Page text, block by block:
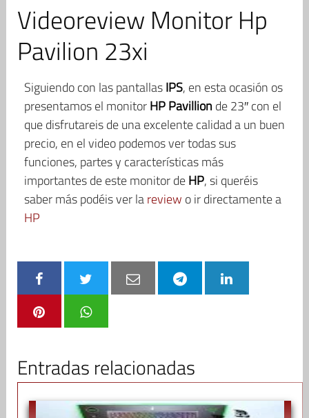
Videoreview Monitor Hp
Pavilion 23xi
Siguiendo con las pantallasIPS, en esta ocasión os
presentamos el monitorHP Pavillionde 23″ con el
que disfrutareis de una excelente calidad a un buen
precio, en el video podemos ver todas sus
funciones, partes y características más
importantes de este monitor deHP, si queréis
saber más podéis ver lareview o ir directamente a
HP
Entradas relacionadas